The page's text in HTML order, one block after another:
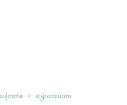
ေါ့ကတ်စ် မြေလတ်ပေးစာ